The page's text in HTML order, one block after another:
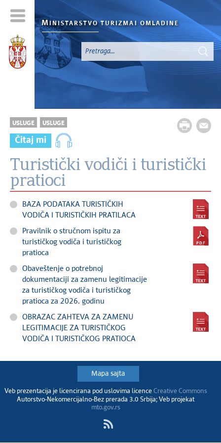
M INISTARSTVO TURIZMA I OMLADINE
USLUGE USLUGE
Čitaj mi
Turistički vodiči i turistički
pratioci
BAZA PODATAKA TURISTIČKIH
VODIČA I TURISTIČKIH PRATILACA
Pravilnik o stručnom ispitu za
turističkog vodiča i turističkog
pratioca
Obaveštenje o potrebnoj
dokumentaciji za zamenu legitimacije
za turističkog vodiča i turističkog
pratioca za 2026. godinu
OBRAZAC ZAHTEVA ZA ZAMENU
LEGITIMACIJE ZA TURISTIČKOG
VODIČA I TURISTIČKOG PRATIOCA
Mapa sajta
Veb prezentacija je licencirana pod uslovima licence Creative Commons
Autorstvo-Nekomercijalno-Bez prerada 3.0 Srbija; Veb projekat
mto.gov.rs